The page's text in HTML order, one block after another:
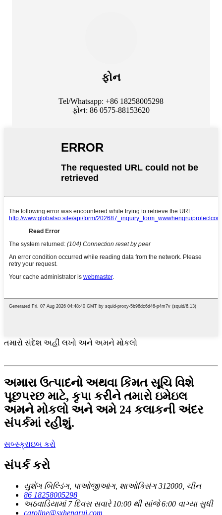
ફોન
Tel/Whatsapp: +86 18258005298
ફોન: 86 0575-88153620
તમારો સંદેશ અહીં લખો અને અમને મોકલો
અમારા ઉત્પાદનો અથવા કિંમત સૂચિ વિશે
પૂછપરછ માટે, કૃપા કરીને તમારો ઇમેઇલ
અમને મોકલો અને અમે 24 કલાકની અંદર
સંપર્કમાં રહીશું.
સબ્સ્ક્રાઇબ કરો
સંપર્ક કરો
યુશેંગ બિલ્ડિંગ, પાઓજીઆંગ, શાઓક્સિંગ 312000, ચીન
86 18258005298
અઠવાડિયામાં 7 દિવસ સવારે 10:00 થી સાંજે 6:00 વાગ્યા સુધી
caroline@sxhengrui.com